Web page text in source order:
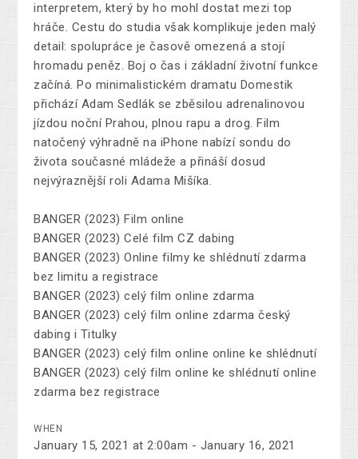
interpretem, který by ho mohl dostat mezi top
hráče. Cestu do studia však komplikuje jeden malý
detail: spolupráce je časově omezená a stojí
hromadu peněz. Boj o čas i základní životní funkce
začíná. Po minimalistickém dramatu Domestik
přichází Adam Sedlák se zběsilou adrenalinovou
jízdou noční Prahou, plnou rapu a drog. Film
natočený výhradně na iPhone nabízí sondu do
života současné mládeže a přináší dosud
nejvýraznější roli Adama Mišíka.
BANGER (2023) Film online
BANGER (2023) Celé film CZ dabing
BANGER (2023) Online filmy ke shlédnutí zdarma
bez limitu a registrace
BANGER (2023) celý film online zdarma
BANGER (2023) celý film online zdarma český
dabing i Titulky
BANGER (2023) celý film online online ke shlédnutí
BANGER (2023) celý film online ke shlédnutí online
zdarma bez registrace
WHEN
January 15, 2021 at 2:00am - January 16, 2021